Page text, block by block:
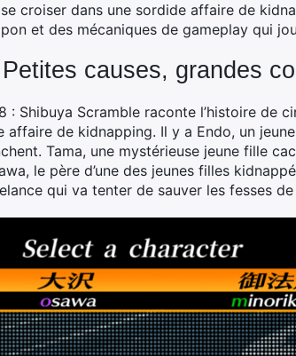
croiser dans une sordide affaire de
et des mécaniques de gameplay qui
Petites causes, grandes
: Shibuya Scramble raconte l’histoire de
affaire de kidnapping. Il y a Endo, un
Tama, une mystérieuse jeune fille
le père d’une des jeunes filles
qui va tenter de sauver les fesses